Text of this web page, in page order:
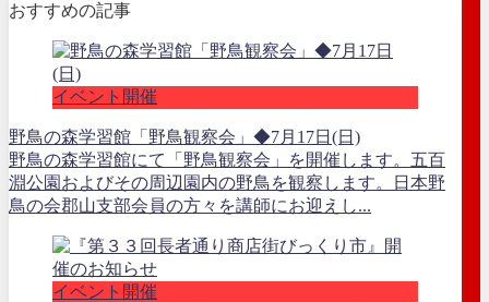
おすすめの記事
イベント開催
野鳥の森学習館「野鳥観察会」◆7月17日(日)
野鳥の森学習館にて「野鳥観察会」を開催します。五百
淵公園およびその周辺園内の野鳥を観察します。日本野
鳥の会郡山支部会員の方々を講師にお迎えし...
イベント開催